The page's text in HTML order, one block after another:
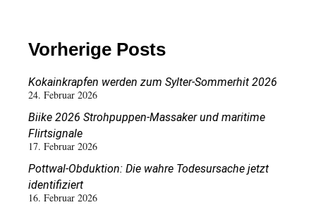
Vorherige Posts
Kokainkrapfen werden zum Sylter-Sommerhit 2026
24. Februar 2026
Biike 2026 Strohpuppen-Massaker und maritime
Flirtsignale
17. Februar 2026
Pottwal-Obduktion: Die wahre Todesursache jetzt
identifiziert
16. Februar 2026